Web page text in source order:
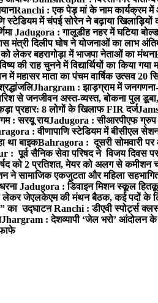
Ranchi : एक पेड़ मां के नाम कार्यक्रम में
स्टेडियम में चंपई सोरेन ने बढ़ाया खिलाड़ियों
Jadugora : गालूडीह नहर में घटिया
मंत्री दिलीप घोष ने योजनाओं का लाभ
लेकर बहरागोड़ा में भाजपा नेताओं का मंथन
राह चुनने में विद्यार्थियों का किया गया
महासर माता का पंचम वार्षिक उत्सव 20
Jhargram : झाड़ग्राम में
से जनजीवन अस्त-व्यस्त, बोकना पुल डूबा,
प्रहार: 8 लोगों के खिलाफ FIR दर्ज
: सरयू रायJadugora : सीआरपीएफ ग्रुप
: वीणापाणि स्टेडियम में बीसीएल
था बाइकBahragora : दूसरी सोमवारी
: पूर्व सैनिक सेवा परिषद ने विजय दिवस पर
को 2 प्रतिशत, मेयर को अलग से कमीशन
सामाजिक एकजुटता और महिला सहभागिता
Jadugora : डिवाइन मिशन स्कूल हितकू
लेकर जेएलकेएम की मंथन बैठक, कई पदों के
का उद्घाटनRanchi : डीएवी स्पोर्ट्स
Jhargram : देशव्यापी ‘जेल भरो’ आंदोलन के